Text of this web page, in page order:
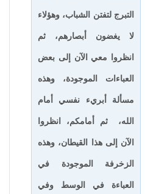
التبرج لتفتن الشباب، وهؤلاء
لا يغضون أبصارهم، ثم
انظروا معي الآن إلى بعض
العباءات الموجودة، وهذه
مسألة أبريء نفسي أمام
الله، ثم أمامكم، انظروا
الآن إلى هذا القيطان، وهذه
الزخرفة الموجودة في
العباءة في الوسط وفي